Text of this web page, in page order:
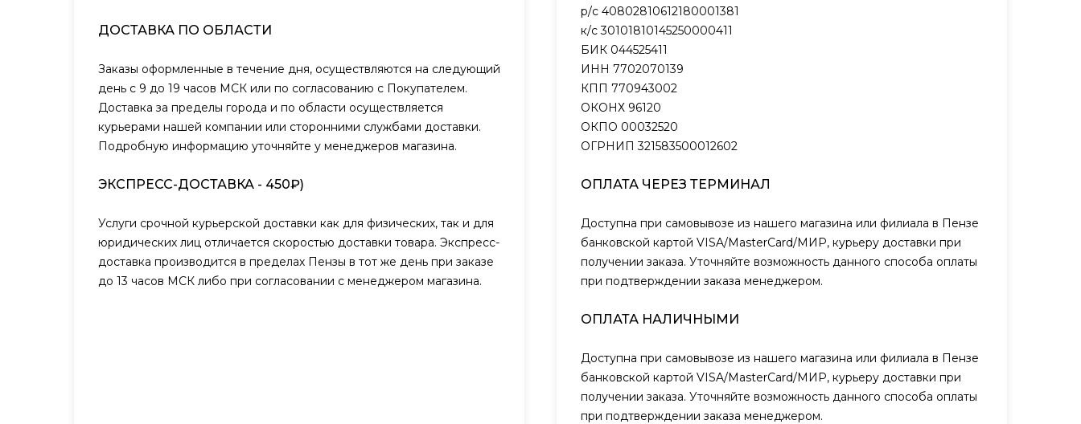
ДОСТАВКА ПО ОБЛАСТИ
Заказы оформленные в течение дня, осуществляются на следующий
день с 9 до 19 часов МСК или по согласованию с Покупателем.
Доставка за пределы города и по области осуществляется
курьерами нашей компании или сторонними службами доставки.
Подробную информацию уточняйте у менеджеров магазина.
ЭКСПРЕСС-ДОСТАВКА - 450₽)
Услуги срочной курьерской доставки как для физических, так и для
юридических лиц отличается скоростью доставки товара. Экспресс-
доставка производится в пределах Пензы в тот же день при заказе
до 13 часов МСК либо при согласовании с менеджером магазина.
р/с 40802810612180001381
к/с 30101810145250000411
БИК 044525411
ИНН 7702070139
КПП 770943002
ОКОНХ 96120
ОКПО 00032520
ОГРНИП 321583500012602
ОПЛАТА ЧЕРЕЗ ТЕРМИНАЛ
Доступна при самовывозе из нашего магазина или филиала в Пензе
банковской картой VISA/MasterCard/МИР, курьеру доставки при
получении заказа. Уточняйте возможность данного способа оплаты
при подтверждении заказа менеджером.
ОПЛАТА НАЛИЧНЫМИ
Доступна при самовывозе из нашего магазина или филиала в Пензе
банковской картой VISA/MasterCard/МИР, курьеру доставки при
получении заказа. Уточняйте возможность данного способа оплаты
при подтверждении заказа менеджером.